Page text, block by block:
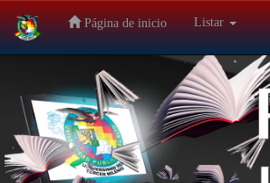
Salir
navegación
Página de inicio Listar